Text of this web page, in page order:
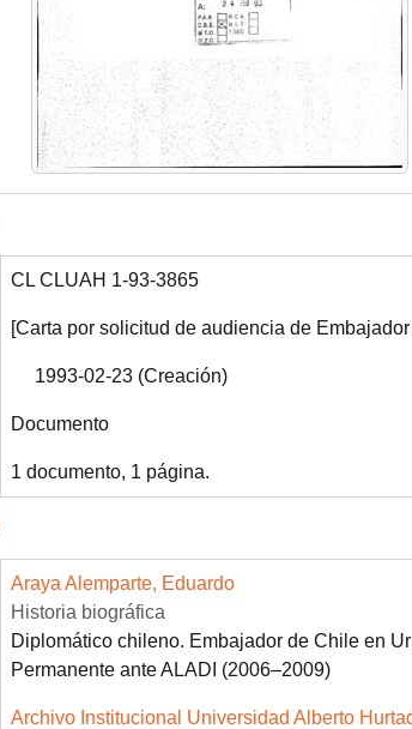
CL CLUAH 1-93-3865
[Carta por solicitud de audiencia de
1993-02-23 (Creación)
Documento
1 documento, 1 página.
Araya Alemparte, Eduardo
Historia biográfica
Diplomático chileno. Embajador de Chile en
Permanente ante ALADI (2006–2009)
Archivo Institucional Universidad Alberto